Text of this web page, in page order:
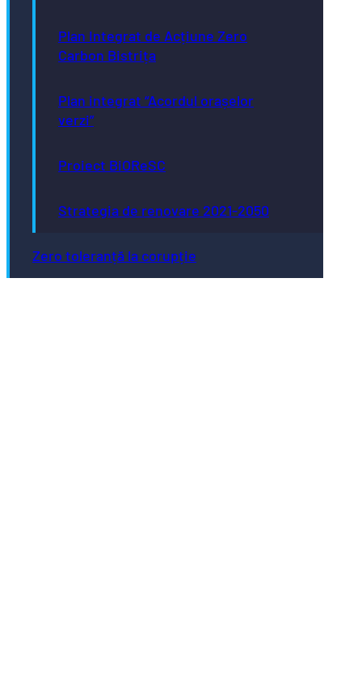
Plan Integrat de Acțiune Zero
Carbon Bistrița
Plan integrat “Acordul orașelor
verzi”
Proiect BiOReSC
Strategia de renovare 2021-2050
Zero toleranță la corupție